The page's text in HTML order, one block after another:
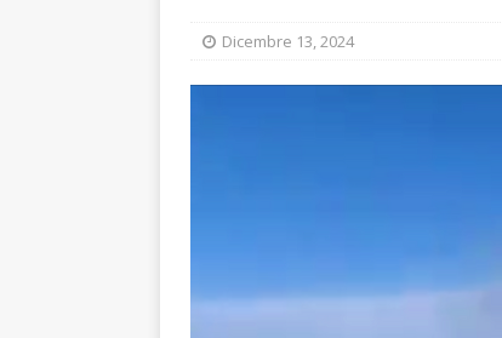
Dicembre 13, 2024